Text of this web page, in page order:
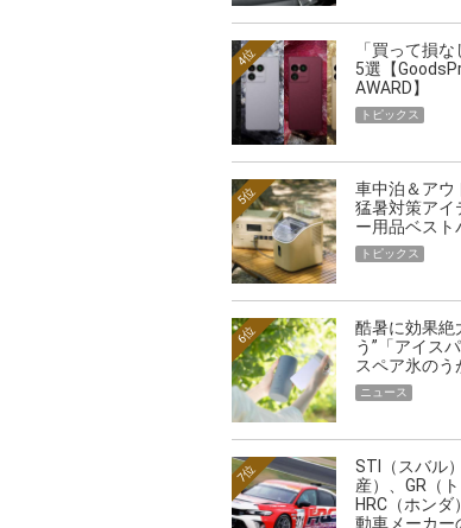
「買って損
5選【
AWARD】
4位
トピックス
車中泊＆アウ
猛暑対策アイ
ー用品ベスト
5位
トピックス
酷暑に効果絶
う”「アイス
スペア氷のう
6位
ニュース
STI（スバル
産）、GR（ト
HRC（ホン
動車メーカー
7位